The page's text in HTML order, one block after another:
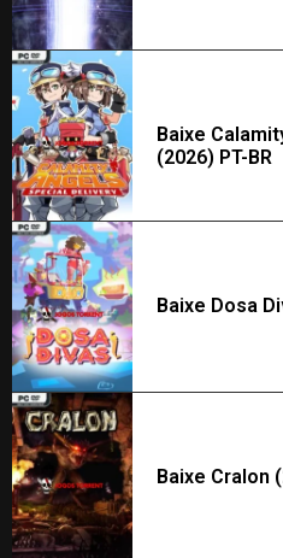
Baixe
(2026) PT-BR
Baixe Dosa
Baixe Cralon